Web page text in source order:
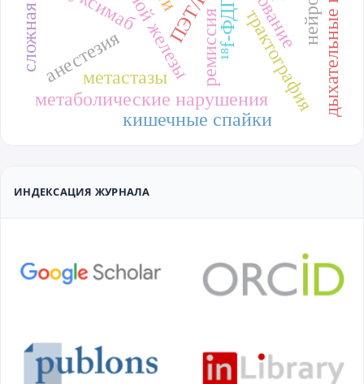
¹⁸f-ФДГ
метастазы трактография
метаболические нарушения
кишечные спайки
ремиссия дыхательные пути
анестезия
ИНДЕКСАЦИЯ ЖУРНАЛА